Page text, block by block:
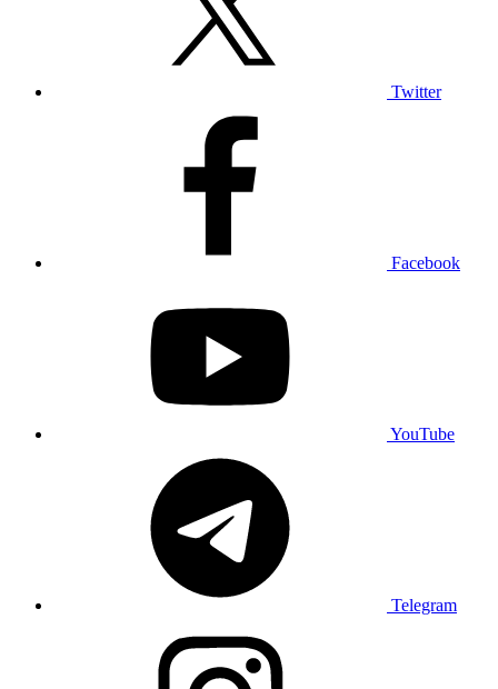
Twitter
Facebook
YouTube
Telegram